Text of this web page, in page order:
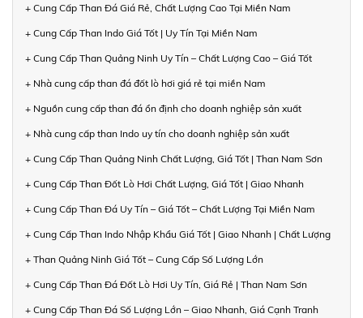
+ Cung Cấp Than Đá Giá Rẻ, Chất Lượng Cao Tại Miền Nam
+ Cung Cấp Than Indo Giá Tốt | Uy Tín Tại Miền Nam
+ Cung Cấp Than Quảng Ninh Uy Tín – Chất Lượng Cao – Giá Tốt
+ Nhà cung cấp than đá đốt lò hơi giá rẻ tại miền Nam
+ Nguồn cung cấp than đá ổn định cho doanh nghiệp sản xuất
+ Nhà cung cấp than Indo uy tín cho doanh nghiệp sản xuất
+ Cung Cấp Than Quảng Ninh Chất Lượng, Giá Tốt | Than Nam Sơn
+ Cung Cấp Than Đốt Lò Hơi Chất Lượng, Giá Tốt | Giao Nhanh
+ Cung Cấp Than Đá Uy Tín – Giá Tốt – Chất Lượng Tại Miền Nam
+ Cung Cấp Than Indo Nhập Khẩu Giá Tốt | Giao Nhanh | Chất Lượng
+ Than Quảng Ninh Giá Tốt – Cung Cấp Số Lượng Lớn
+ Cung Cấp Than Đá Đốt Lò Hơi Uy Tín, Giá Rẻ | Than Nam Sơn
+ Cung Cấp Than Đá Số Lượng Lớn – Giao Nhanh, Giá Cạnh Tranh